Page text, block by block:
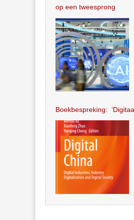
op een tweesprong
Boekbespreking: